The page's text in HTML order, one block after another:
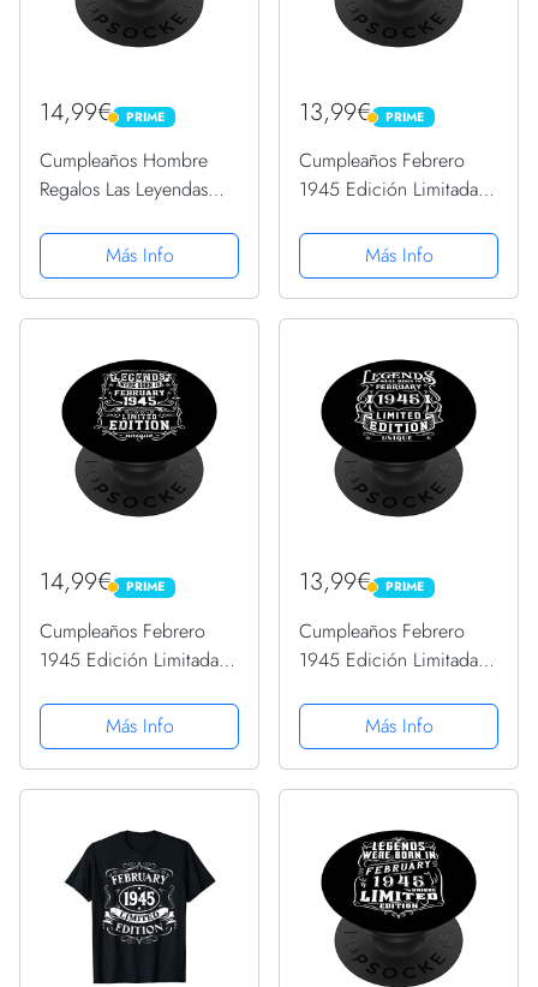
14,99€ PRIME
PRIME
Cumpleaños Hombre
Regalos Las Leyendas
PopSockets PopGrip
Intercambiable
Más Info
13,99€ PRIME
PRIME
Cumpleaños Febrero
1945 Edición Limitada
PopSockets PopGrip
Intercambiable
Más Info
14,99€ PRIME
PRIME
Cumpleaños Febrero
1945 Edición Limitada
PopSockets PopGrip
Intercambiable
Más Info
13,99€ PRIME
PRIME
Cumpleaños Febrero
1945 Edición Limitada
PopSockets PopGrip
Intercambiable
Más Info